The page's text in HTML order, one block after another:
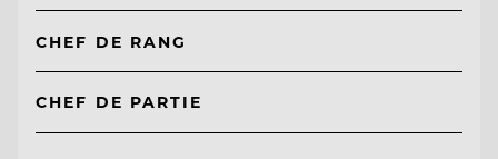
CHEF DE RANG
CHEF DE PARTIE